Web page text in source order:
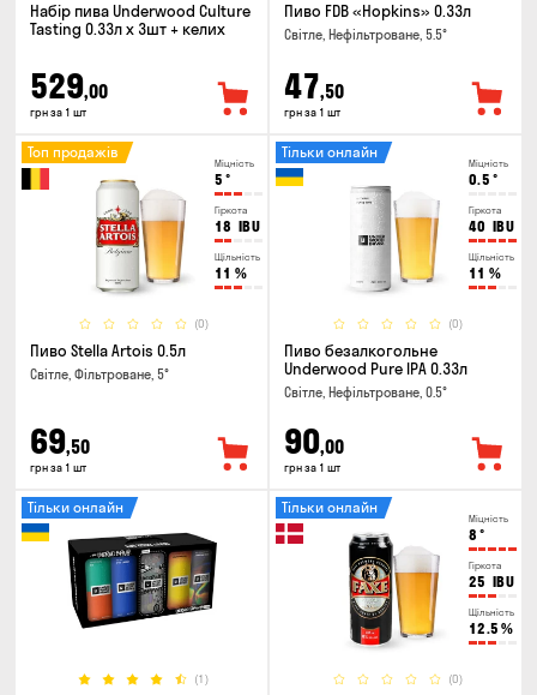
Набір пива Underwood Culture
Tasting 0.33л x 3шт + келих
529,00
грн за 1 шт
Пиво FDB «Hopkins» 0.33л
Світле, Нефільтроване, 5.5°
47,50
грн за 1 шт
Міцність
5 °
Гіркота
18 IBU
Щільність
11 %
(0)
Топ продажів
Пиво Stella Artois 0.5л
Світле, Фільтроване, 5°
69,50
грн за 1 шт
Міцність
0.5 °
Гіркота
40 IBU
Щільність
11 %
(0)
Тільки онлайн
Пиво безалкогольне
Underwood Pure IPA 0.33л
Світле, Нефільтроване, 0.5°
90,00
грн за 1 шт
(1)
Тільки онлайн
Міцність
8 °
Гіркота
25 IBU
Щільність
12.5 %
(0)
Тільки онлайн